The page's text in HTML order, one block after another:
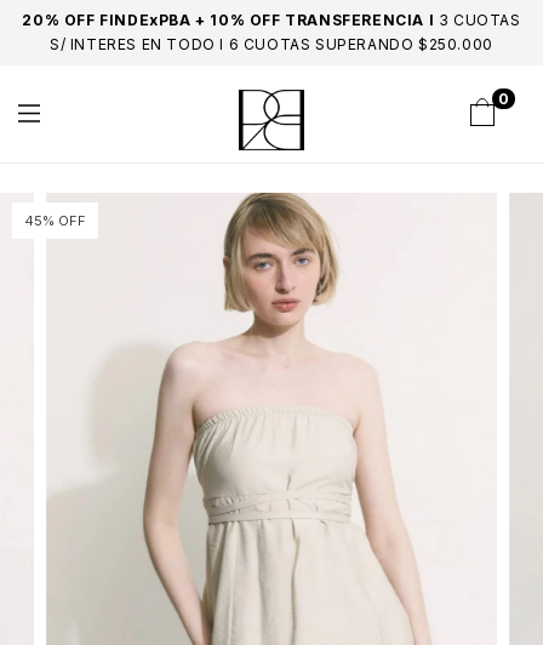
20% OFF FINDExPBA + 10% OFF TRANSFERENCIA I 3 CUOTAS
S/ INTERES EN TODO I 6 CUOTAS SUPERANDO $250.000
0
45% OFF